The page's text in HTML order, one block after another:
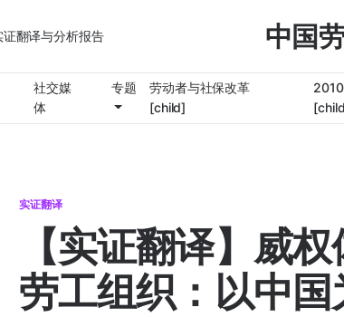
翻译与分析报告 中国
社交媒
体
专题
劳动者与社保改革
[child]
实证翻译
【实证翻译】威
劳工组织：以中国